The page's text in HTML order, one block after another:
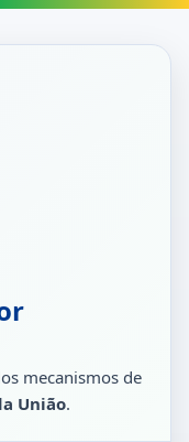
mecanismos de
União.